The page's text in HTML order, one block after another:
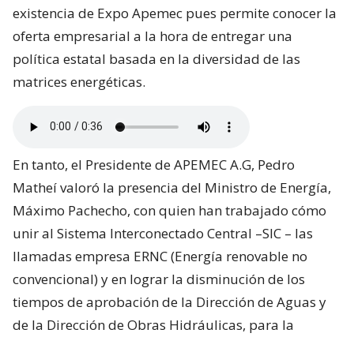
existencia de Expo Apemec pues permite conocer la
oferta empresarial a la hora de entregar una
política estatal basada en la diversidad de las
matrices energéticas.
En tanto, el Presidente de APEMEC A.G, Pedro
Matheí valoró la presencia del Ministro de Energía,
Máximo Pachecho, con quien han trabajado cómo
unir al Sistema Interconectado Central –SIC – las
llamadas empresa ERNC (Energía renovable no
convencional) y en lograr la disminución de los
tiempos de aprobación de la Dirección de Aguas y
de la Dirección de Obras Hidráulicas, para la